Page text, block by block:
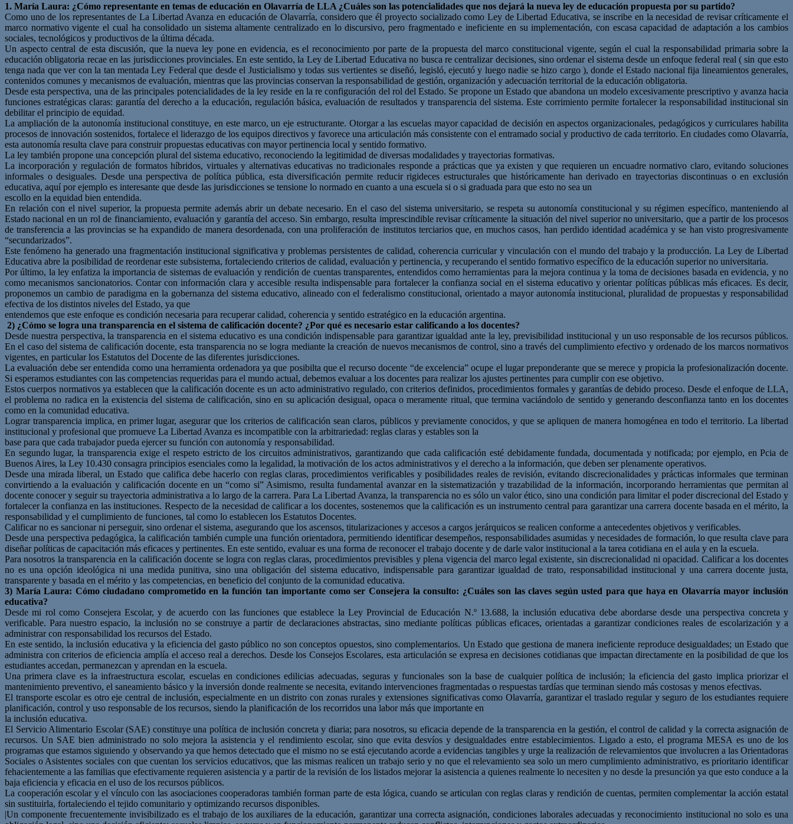
1. María Laura: ¿Cómo representante en temas de educación en Olavarría de LLA ¿Cuáles son las potencialidades que nos dejará la nueva ley de educación propuesta por su partido?
Como uno de los representantes de La Libertad Avanza en educación de Olavarría, considero que él proyecto socializado como Ley de Libertad Educativa, se inscribe en la necesidad de revisar críticamente el
marco normativo vigente el cual ha consolidado un sistema altamente centralizado en lo discursivo, pero fragmentado e ineficiente en su implementación, con escasa capacidad de adaptación a los cambios
sociales, tecnológicos y productivos de la última década.
Un aspecto central de esta discusión, que la nueva ley pone en evidencia, es el reconocimiento por parte de la propuesta del marco constitucional vigente, según el cual la responsabilidad primaria sobre la
educación obligatoria recae en las jurisdicciones provinciales. En este sentido, la Ley de Libertad Educativa no busca re centralizar decisiones, sino ordenar el sistema desde un enfoque federal real ( sin que esto
tenga nada que ver con la tan mentada Ley Federal que desde el Justicialismo y todas sus vertientes se diseñó, legisló, ejecutó y luego nadie se hizo cargo ), donde el Estado nacional fija lineamientos generales,
contenidos comunes y mecanismos de evaluación, mientras que las provincias conservan la responsabilidad de gestión, organización y adecuación territorial de la educación obligatoria.
Desde esta perspectiva, una de las principales potencialidades de la ley reside en la re configuración del rol del Estado. Se propone un Estado que abandona un modelo excesivamente prescriptivo y avanza hacia
funciones estratégicas claras: garantía del derecho a la educación, regulación básica, evaluación de resultados y transparencia del sistema. Este corrimiento permite fortalecer la responsabilidad institucional sin
debilitar el principio de equidad.
La ampliación de la autonomía institucional constituye, en este marco, un eje estructurante. Otorgar a las escuelas mayor capacidad de decisión en aspectos organizacionales, pedagógicos y curriculares habilita
procesos de innovación sostenidos, fortalece el liderazgo de los equipos directivos y favorece una articulación más consistente con el entramado social y productivo de cada territorio. En ciudades como Olavarría,
esta autonomía resulta clave para construir propuestas educativas con mayor pertinencia local y sentido formativo.
La ley también propone una concepción plural del sistema educativo, reconociendo la legitimidad de diversas modalidades y trayectorias formativas.
La incorporación y regulación de formatos híbridos, virtuales y alternativas educativas no tradicionales responde a prácticas que ya existen y que requieren un encuadre normativo claro, evitando soluciones
informales o desiguales. Desde una perspectiva de política pública, esta diversificación permite reducir rigideces estructurales que históricamente han derivado en trayectorias discontinuas o en exclusión
educativa, aquí por ejemplo es interesante que desde las jurisdicciones se tensione lo normado en cuanto a una escuela si o si graduada para que esto no sea un
escollo en la equidad bien entendida.
En relación con el nivel superior, la propuesta permite además abrir un debate necesario. En el caso del sistema universitario, se respeta su autonomía constitucional y su régimen específico, manteniendo al
Estado nacional en un rol de financiamiento, evaluación y garantía del acceso. Sin embargo, resulta imprescindible revisar críticamente la situación del nivel superior no universitario, que a partir de los procesos
de transferencia a las provincias se ha expandido de manera desordenada, con una proliferación de institutos terciarios que, en muchos casos, han perdido identidad académica y se han visto progresivamente
“secundarizados”.
Este fenómeno ha generado una fragmentación institucional significativa y problemas persistentes de calidad, coherencia curricular y vinculación con el mundo del trabajo y la producción. La Ley de Libertad
Educativa abre la posibilidad de reordenar este subsistema, fortaleciendo criterios de calidad, evaluación y pertinencia, y recuperando el sentido formativo específico de la educación superior no universitaria.
Por último, la ley enfatiza la importancia de sistemas de evaluación y rendición de cuentas transparentes, entendidos como herramientas para la mejora continua y la toma de decisiones basada en evidencia, y no
como mecanismos sancionatorios. Contar con información clara y accesible resulta indispensable para fortalecer la confianza social en el sistema educativo y orientar políticas públicas más eficaces. Es decir,
proponemos un cambio de paradigma en la gobernanza del sistema educativo, alineado con el federalismo constitucional, orientado a mayor autonomía institucional, pluralidad de propuestas y responsabilidad
efectiva de los distintos niveles del Estado, ya que
entendemos que este enfoque es condición necesaria para recuperar calidad, coherencia y sentido estratégico en la educación argentina.
2) ¿Cómo se logra una transparencia en el sistema de calificación docente? ¿Por qué es necesario estar calificando a los docentes?
Desde nuestra perspectiva, la transparencia en el sistema educativo es una condición indispensable para garantizar igualdad ante la ley, previsibilidad institucional y un uso responsable de los recursos públicos.
En el caso del sistema de calificación docente, esta transparencia no se logra mediante la creación de nuevos mecanismos de control, sino a través del cumplimiento efectivo y ordenado de los marcos normativos
vigentes, en particular los Estatutos del Docente de las diferentes jurisdicciones.
La evaluación debe ser entendida como una herramienta ordenadora ya que posibilta que el recurso docente “de excelencia” ocupe el lugar preponderante que se merece y propicia la profesionalización docente.
Si esperamos estudiantes con las competencias requeridas para el mundo actual, debemos evaluar a los docentes para realizar los ajustes pertinentes para cumplir con ese objetivo.
Estos cuerpos normativos ya establecen que la calificación docente es un acto administrativo regulado, con criterios definidos, procedimientos formales y garantías de debido proceso. Desde el enfoque de LLA,
el problema no radica en la existencia del sistema de calificación, sino en su aplicación desigual, opaca o meramente ritual, que termina vaciándolo de sentido y generando desconfianza tanto en los docentes
como en la comunidad educativa.
Lograr transparencia implica, en primer lugar, asegurar que los criterios de calificación sean claros, públicos y previamente conocidos, y que se apliquen de manera homogénea en todo el territorio. La libertad
institucional y profesional que promueve La Libertad Avanza es incompatible con la arbitrariedad: reglas claras y estables son la
base para que cada trabajador pueda ejercer su función con autonomía y responsabilidad.
En segundo lugar, la transparencia exige el respeto estricto de los circuitos administrativos, garantizando que cada calificación esté debidamente fundada, documentada y notificada; por ejemplo, en Pcia de
Buenos Aires, la Ley 10.430 consagra principios esenciales como la legalidad, la motivación de los actos administrativos y el derecho a la información, que deben ser plenamente operativos.
Desde una mirada liberal, un Estado que califica debe hacerlo con reglas claras, procedimientos verificables y posibilidades reales de revisión, evitando discrecionalidades y prácticas informales que terminan
convirtiendo a la evaluación y calificación docente en un “como si” Asimismo, resulta fundamental avanzar en la sistematización y trazabilidad de la información, incorporando herramientas que permitan al
docente conocer y seguir su trayectoria administrativa a lo largo de la carrera. Para La Libertad Avanza, la transparencia no es sólo un valor ético, sino una condición para limitar el poder discrecional del Estado y
fortalecer la confianza en las instituciones. Respecto de la necesidad de calificar a los docentes, sostenemos que la calificación es un instrumento central para garantizar una carrera docente basada en el mérito, la
responsabilidad y el cumplimiento de funciones, tal como lo establecen los Estatutos Docentes.
Calificar no es sancionar ni perseguir, sino ordenar el sistema, asegurando que los ascensos, titularizaciones y accesos a cargos jerárquicos se realicen conforme a antecedentes objetivos y verificables.
Desde una perspectiva pedagógica, la calificación también cumple una función orientadora, permitiendo identificar desempeños, responsabilidades asumidas y necesidades de formación, lo que resulta clave para
diseñar políticas de capacitación más eficaces y pertinentes. En este sentido, evaluar es una forma de reconocer el trabajo docente y de darle valor institucional a la tarea cotidiana en el aula y en la escuela.
Para nosotros la transparencia en la calificación docente se logra con reglas claras, procedimientos previsibles y plena vigencia del marco legal existente, sin discrecionalidad ni opacidad. Calificar a los docentes
no es una opción ideológica ni una medida punitiva, sino una obligación del sistema educativo, indispensable para garantizar igualdad de trato, responsabilidad institucional y una carrera docente justa,
transparente y basada en el mérito y las competencias, en beneficio del conjunto de la comunidad educativa.
3) María Laura: Cómo ciudadano comprometido en la función tan importante como ser Consejera la consulto: ¿Cuáles son las claves según usted paraque haya en Olavarría mayor inclusión
educativa?
Desde mi rol como Consejera Escolar, y de acuerdo con las funciones que establece la Ley Provincial de Educación N.º 13.688, la inclusión educativa debe abordarse desde una perspectiva concreta y
verificable. Para nuestro espacio, la inclusión no se construye a partir de declaraciones abstractas, sino mediante políticas públicas eficaces, orientadas a garantizar condiciones reales de escolarización y a
administrar con responsabilidad los recursos del Estado.
En este sentido, la inclusión educativa y la eficiencia del gasto público no son conceptos opuestos, sino complementarios. Un Estado que gestiona de manera ineficiente reproduce desigualdades; un Estado que
administra con criterios de eficiencia amplía el acceso real a derechos. Desde los Consejos Escolares, esta articulación se expresa en decisiones cotidianas que impactan directamente en la posibilidad de que los
estudiantes accedan, permanezcan y aprendan en la escuela.
Una primera clave es la infraestructura escolar, escuelas en condiciones edilicias adecuadas, seguras y funcionales son la base de cualquier política de inclusión; la eficiencia del gasto implica priorizar el
mantenimiento preventivo, el saneamiento básico y la inversión donde realmente se necesita, evitando intervenciones fragmentadas o respuestas tardías que terminan siendo más costosas y menos efectivas.
El transporte escolar es otro eje central de inclusión, especialmente en un distrito con zonas rurales y extensiones significativas como Olavarría, garantizar el traslado regular y seguro de los estudiantes requiere
planificación, control y uso responsable de los recursos, siendo la planificación de los recorridos una labor más que importante en
la inclusión educativa.
El Servicio Alimentario Escolar (SAE) constituye una política de inclusión concreta y diaria; para nosotros, su eficacia depende de la transparencia en la gestión, el control de calidad y la correcta asignación de
recursos. Un SAE bien administrado no solo mejora la asistencia y el rendimiento escolar, sino que evita desvíos y desigualdades entre establecimientos. Ligado a esto, el programa MESA es uno de los
programas que estamos siguiendo y observando ya que hemos detectado que el mismo no se está ejecutando acorde a evidencias tangibles y urge la realización de relevamientos que involucren a las Orientadoras
Sociales o Asistentes sociales con que cuentan los servicios educativos, que las mismas realicen un trabajo serio y no que el relevamiento sea solo un mero cumplimiento administrativo, es prioritario identificar
fehacientemente a las familias que efectivamente requieren asistencia y a partir de la revisión de los listados mejorar la asistencia a quienes realmente lo necesiten y no desde la presunción ya que esto conduce a la
baja eficiencia y eficacia en el uso de los recursos públicos.
La cooperación escolar y el vínculo con las asociaciones cooperadoras también forman parte de esta lógica, cuando se articulan con reglas claras y rendición de cuentas, permiten complementar la acción estatal
sin sustituirla, fortaleciendo el tejido comunitario y optimizando recursos disponibles.
|Un componente frecuentemente invisibilizado es el trabajo de los auxiliares de la educación, garantizar una correcta asignación, condiciones laborales adecuadas y reconocimiento institucional no solo es una